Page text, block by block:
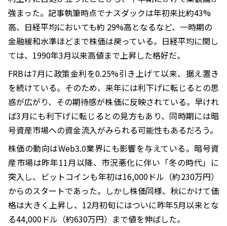
強まった。記事執筆時点でナスダックは年初来比約43%
高、日経平均においても約 29%高となるなど、一時期の
金融緩和水準ほどまで株価は戻っている。日経平均に関し
ては、1990年3月以来高値まで上昇した格好だ。
FRBは7月に政策金利を0.25%引き上げて以来、据え置き
を続けている。そのため、来年には利下げに転じるとの思
惑が広がり、その期待感が株価に反映されている。早けれ
ば3月にも利下げに転じるとの見方もあり、同時期には暗
号資産市場への資金流入がみられる可能性もあるだろう。
株価の動向はWeb3.0業界にも影響を与えている。暗号資
産市場は昨年11月以降、市況悪化に伴い「冬の時代」に
突入し、ビットコインも年初は16,000ドル（約230万円）
からのスタートであった。しかし株価同様、秋にかけて価
格は大きく上昇し、12月初旬にはついに昨年5月以来とな
る44,000ドル（約630万円）まで値を伸ばした。